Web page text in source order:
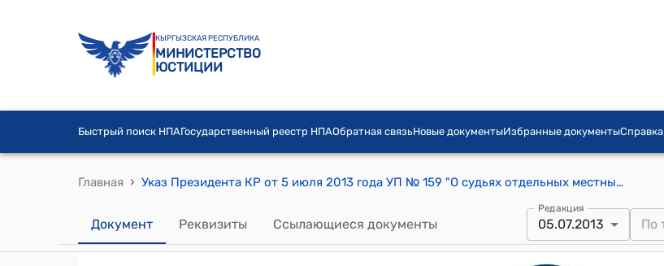
КЫРГЫЗСКАЯ РЕСПУБЛИКА
МИНИСТЕРСТВО
ЮСТИЦИИ
Быстрый поиск НПАГосударственный реестр НПАОбратная связьНовые документыИзбранные документыСправка
Главная › Указ Президента КР от 5 июля 2013 года УП № 159 "О судьях отдельных местных судов Кыргызской Республики"
Документ Реквизиты Ссылающиеся документы
Редакция
05.07.2013